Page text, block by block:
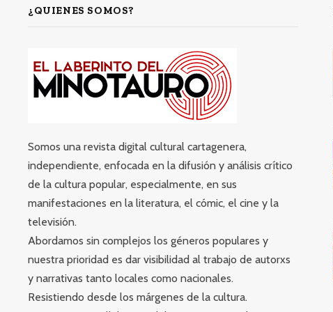
¿QUIENES SOMOS?
Somos una revista digital cultural cartagenera,
independiente, enfocada en la difusión y análisis crítico
de la cultura popular, especialmente, en sus
manifestaciones en la literatura, el cómic, el cine y la
televisión.
Abordamos sin complejos los géneros populares y
nuestra prioridad es dar visibilidad al trabajo de autorxs
y narrativas tanto locales como nacionales.
Resistiendo desde los márgenes de la cultura.